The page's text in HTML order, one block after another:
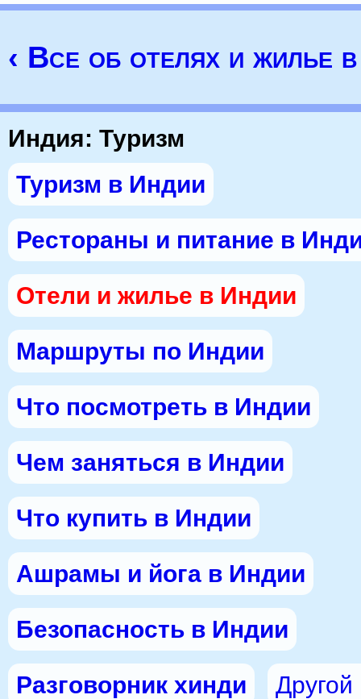
‹ Все об отелях и жилье
Индия: Туризм
Туризм в Индии
Рестораны и питание в
Отели и жилье в Индии
Маршруты по Индии
Что посмотреть в Индии
Чем заняться в Индии
Что купить в Индии
Ашрамы и йога в Индии
Безопасность в Индии
Разговорник хинди Другой